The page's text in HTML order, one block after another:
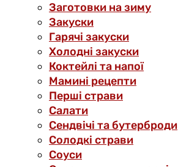
Заготовки на зиму
Закуски
Гарячі закуски
Холодні закуски
Коктейлі та напої
Мамині рецепти
Перші страви
Салати
Сендвічі та бутерброди
Солодкі страви
Соуси